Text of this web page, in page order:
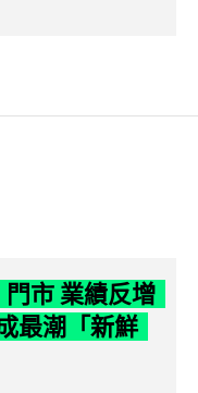
市 業績反增
最潮「新鮮